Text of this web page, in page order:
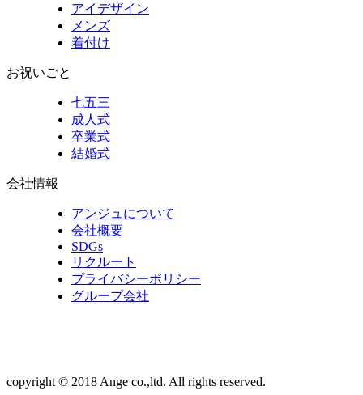
アイデザイン
メンズ
着付け
お祝いごと
七五三
成人式
卒業式
結婚式
会社情報
アンジュについて
会社概要
SDGs
リクルート
プライバシーポリシー
グループ会社
copyright © 2018 Ange co.,ltd. All rights reserved.